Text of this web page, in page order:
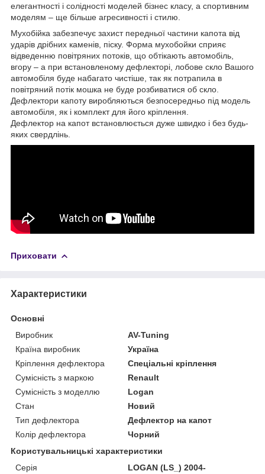
елегантності і солідності моделей бізнес класу, а спортивним
моделям – ще більше агресивності і стилю.
Мухобійка забезпечує захист передньої частини капота від
ударів дрібних каменів, піску. Форма мухобойки сприяє
відведенню повітряних потоків, що обтікають автомобіль,
вгору – а при встановленому дефлекторі, лобове скло Вашого
автомобіля буде набагато чистіше, так як потрапила в
повітряний потік мошка не буде розбиватися об скло.
Дефлектори капоту виробляються безпосередньо під модель
автомобіля, як і комплект для його кріплення.
Дефлектор на капот встановлюється дуже швидко і без будь-
яких свердлінь.
Приховати
Характеристики
Основні
Виробник
AV-Tuning
Країна виробник
Україна
Кріплення дефлектора
Спеціальні кріплення
Сумісність з маркою
Renault
Сумісність з моделлю
Logan
Стан
Новий
Тип дефлектора
Дефлектор на капот
Колір дефлектора
Чорний
Користувальницькі характеристики
Серія
LOGAN (LS_) 2004-